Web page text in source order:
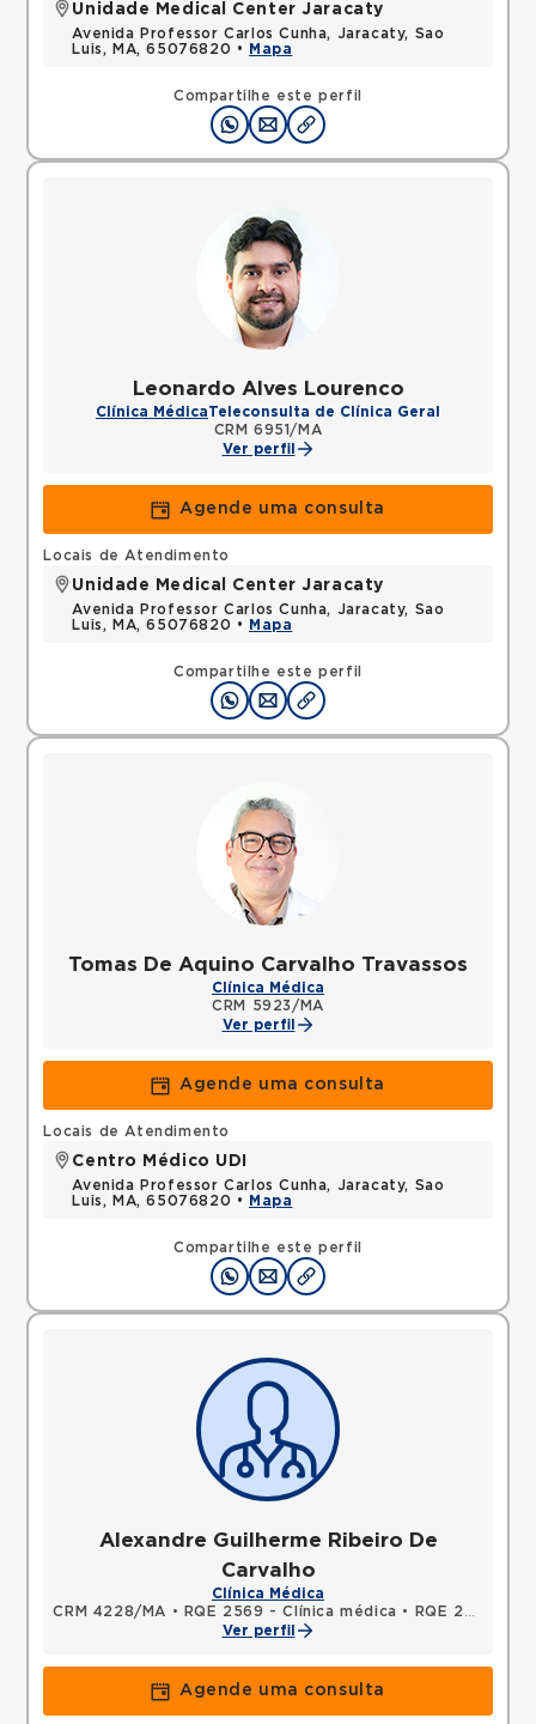
Compartilhe este perfil
Unidade Medical Center Jaracaty
Avenida Professor Carlos Cunha, Jaracaty, Sao
Luis, MA, 65076820 •
Mapa
Leonardo Alves Lourenco
Clínica MédicaTeleconsulta de Clínica Geral
CRM 6951/MA
Ver perfil
Agende uma consulta
Compartilhe este perfil
Locais de Atendimento
Unidade Medical Center Jaracaty
Avenida Professor Carlos Cunha, Jaracaty, Sao
Luis, MA, 65076820 •
Mapa
Tomas De Aquino Carvalho Travassos
Clínica Médica
CRM 5923/MA
Ver perfil
Agende uma consulta
Compartilhe este perfil
Locais de Atendimento
Centro Médico UDI
Avenida Professor Carlos Cunha, Jaracaty, Sao
Luis, MA, 65076820 •
Mapa
Alexandre Guilherme Ribeiro De
Carvalho
Clínica Médica
CRM 4228/MA • RQE 2569 - Clínica médica •
RQE 2570 - Medicina intensiva
Ver perfil
Agende uma consulta